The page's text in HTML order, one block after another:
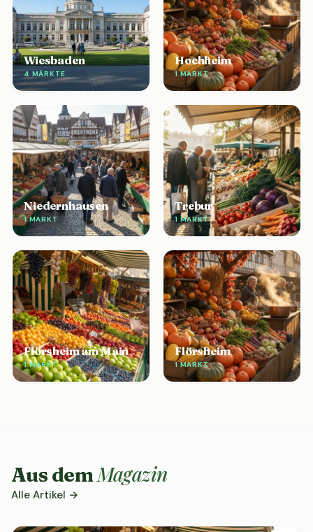
Wiesbaden
4 MÄRKTE
Hochheim
1 MARKT
Niedernhausen
1 MARKT
Trebur
1 MARKT
Flörsheim am Main
1 MARKT
Flörsheim
1 MARKT
Aus demMagazin
Alle Artikel →